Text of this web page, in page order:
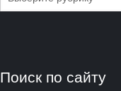
Поиск по сайту